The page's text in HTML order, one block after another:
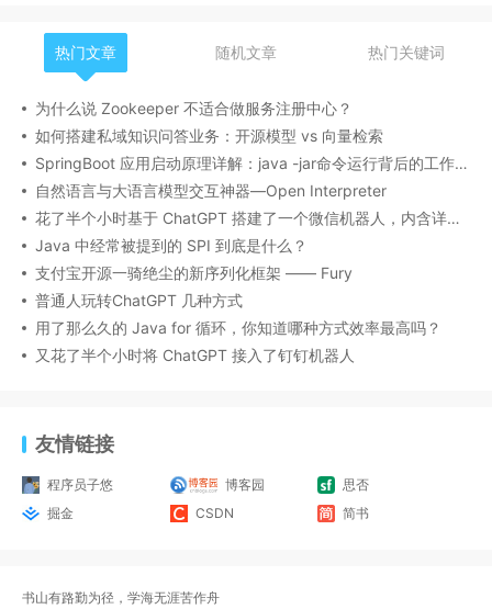
热门文章 随机文章 热门关键词
为什么说 Zookeeper 不适合做服务注册中心？
如何搭建私域知识问答业务：开源模型 vs 向量检索
SpringBoot 应用启动原理详解：java -jar命令运行背后的工作机制
自然语言与大语言模型交互神器—Open Interpreter
花了半个小时基于 ChatGPT 搭建了一个微信机器人，内含详细搭建流程
Java 中经常被提到的 SPI 到底是什么？
支付宝开源一骑绝尘的新序列化框架 —— Fury
普通人玩转ChatGPT 几种方式
用了那么久的 Java for 循环，你知道哪种方式效率最高吗？
又花了半个小时将 ChatGPT 接入了钉钉机器人
友情链接
程序员子悠 博客园
思否
掘金
CSDN 简书
书山有路勤为径，学海无涯苦作舟